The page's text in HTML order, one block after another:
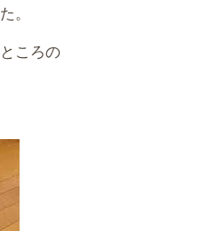
。
ころの